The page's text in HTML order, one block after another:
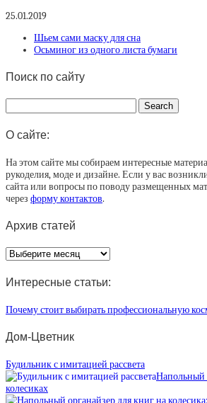
25.01.2019
Шьем сами маску для сна
Осьминог из одного листа бумаги
Поиск по сайту
О сайте:
На этом сайте мы собираем интересные
рукоделия, моде и дизайне. Если у вас
сайта или вопросы по поводу размещенных
через форму контактов.
Архив статей
Архив
статей
Интересные статьи:
Почему стоит выбирать профессиональную
Дом-Цветник
Будильник с имитацией рассвета
Напольный
колесиках